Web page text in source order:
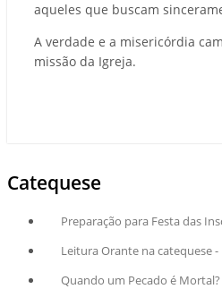
aqueles que buscam
A verdade e a misericórdia
missão da Igreja.
Catequese
Preparação para Festa das
Leitura Orante na catequese
Quando um Pecado é